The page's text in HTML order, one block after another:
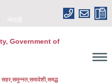
नेपाली
Government of
सहर,समुन्नत,समावेशी,समद्ध